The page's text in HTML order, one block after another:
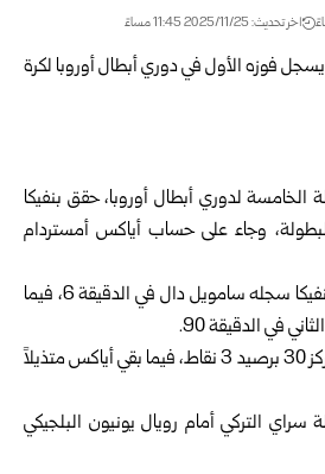
اخر تحديث: 2025/11/25 11:45 مساءً
لدوري أبطال أوروبا، حقق بنفيكا
وجاء على حساب أياكس أمستردام
هدف اللقاء الأول لصالح بنفيكا سجله سامويل دال في الدقيقة 6، فيما
في الدقيقة 90.
وبهذا الفوز صعد بنفيكا للمركز 30 برصيد 3 نقاط، فيما بقي أياكس متذيلاً
سراي التركي أمام رويال يونيون البلجيكي